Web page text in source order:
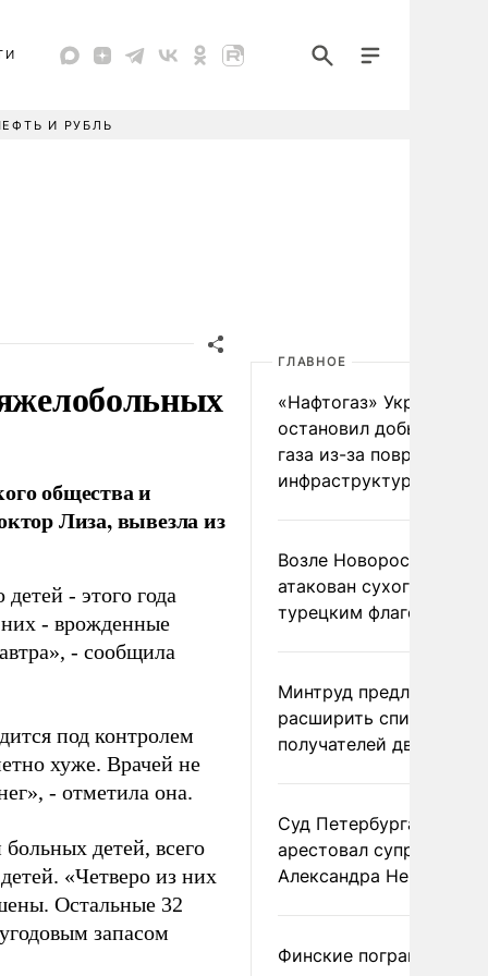
И РУБЛЬ
общества и
Лиза, вывезла из
- этого года
- врожденные
- сообщила
под контролем
хуже. Врачей не
- отметила она.
детей, всего
«Четверо из них
Остальные 32
запасом
ГЛАВНОЕ
«Нафтогаз» Украины
остановил добычу
газа из-за повреждения
инфраструктуры
Возле Новороссийска
атакован сухогруз под
турецким флагом
Минтруд предложил
расширить список
получателей двух
Суд Петербурга заочно
арестовал супругу
Александра Невзорова
Финские пограничники